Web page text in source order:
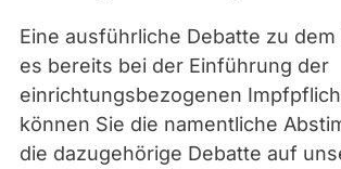
Eine ausführliche Debatte zu dem
es bereits bei der Einführung der
einrichtungsbezogenen
können Sie die namentliche
die dazugehörige Debatte auf